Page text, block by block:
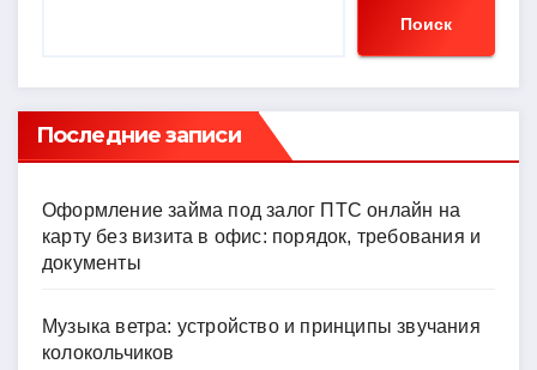
ni
ki
ть
Поиск
Последние записи
Оформление займа под залог ПТС онлайн на
карту без визита в офис: порядок, требования и
документы
Музыка ветра: устройство и принципы звучания
колокольчиков